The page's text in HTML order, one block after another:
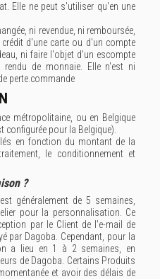
Elle ne peut s'utiliser qu'en une
ni revendue, ni remboursée,
d'une carte ou d'un compte
ni faire l'objet d'un escompte
de monnaie. Elle n'est ni
perte.commande
métropolitaine, ou en Belgique
pour la Belgique).
en fonction du montant de la
le conditionnement et
?
généralement de 5 semaines,
pour la personnalisation. Ce
par le Client de l'e-mail de
par Dagoba. Cependant, pour la
a lieu en 1 à 2 semaines, en
de Dagoba. Certains Produits
et avoir des délais de